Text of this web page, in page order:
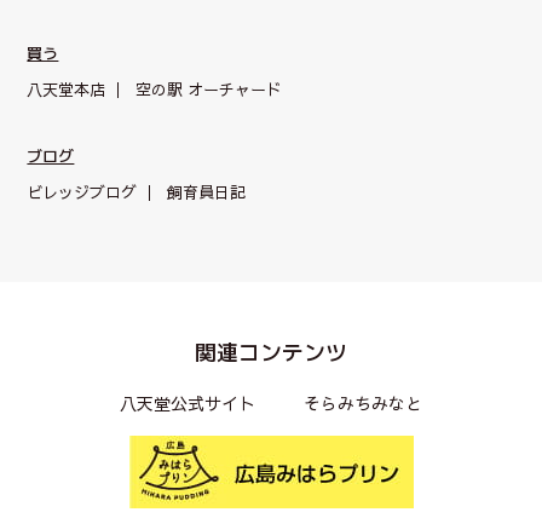
買う
八天堂本店
空の駅 オーチャード
ブログ
ビレッジブログ
飼育員日記
関連コンテンツ
八天堂公式サイト そらみちみなと